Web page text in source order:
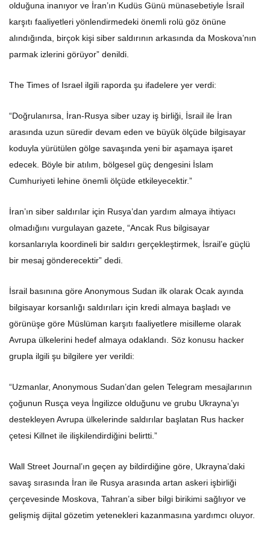
olduğuna inanıyor ve İran’ın Kudüs Günü münasebetiyle İsrail
karşıtı faaliyetleri yönlendirmedeki önemli rolü göz önüne
alındığında, birçok kişi siber saldırının arkasında da Moskova’nın
parmak izlerini görüyor” denildi.
The Times of Israel ilgili raporda şu ifadelere yer verdi:
“Doğrulanırsa, İran-Rusya siber uzay iş birliği, İsrail ile İran
arasında uzun süredir devam eden ve büyük ölçüde bilgisayar
koduyla yürütülen gölge savaşında yeni bir aşamaya işaret
edecek. Böyle bir atılım, bölgesel güç dengesini İslam
Cumhuriyeti lehine önemli ölçüde etkileyecektir.”
İran’ın siber saldırılar için Rusya’dan yardım almaya ihtiyacı
olmadığını vurgulayan gazete, “Ancak Rus bilgisayar
korsanlarıyla koordineli bir saldırı gerçekleştirmek, İsrail’e güçlü
bir mesaj gönderecektir” dedi.
İsrail basınına göre Anonymous Sudan ilk olarak Ocak ayında
bilgisayar korsanlığı saldırıları için kredi almaya başladı ve
görünüşe göre Müslüman karşıtı faaliyetlere misilleme olarak
Avrupa ülkelerini hedef almaya odaklandı. Söz konusu hacker
grupla ilgili şu bilgilere yer verildi:
“Uzmanlar, Anonymous Sudan’dan gelen Telegram mesajlarının
çoğunun Rusça veya İngilizce olduğunu ve grubu Ukrayna’yı
destekleyen Avrupa ülkelerinde saldırılar başlatan Rus hacker
çetesi Killnet ile ilişkilendirdiğini belirtti.”
Wall Street Journal’ın geçen ay bildirdiğine göre, Ukrayna’daki
savaş sırasında İran ile Rusya arasında artan askeri işbirliği
çerçevesinde Moskova, Tahran’a siber bilgi birikimi sağlıyor ve
gelişmiş dijital gözetim yetenekleri kazanmasına yardımcı oluyor.